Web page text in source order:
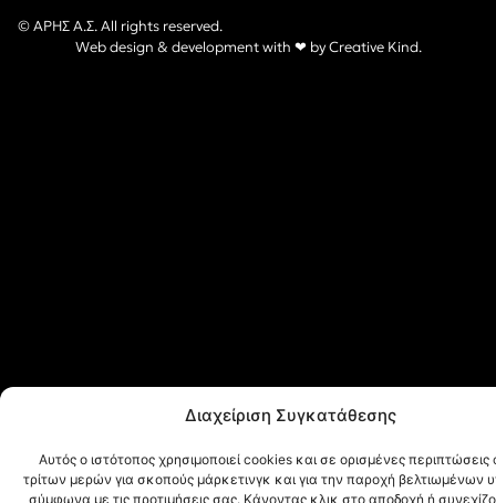
Διαχείριση Συγκατάθεσης
Αυτός ο ιστότοπος χρησιμοποιεί cookies και σε ορισμένες
τρίτων μερών για σκοπούς μάρκετινγκ και για την παροχή βελτιωμένων
σύμφωνα με τις προτιμήσεις σας. Κάνοντας κλικ στο αποδοχή ή
© ΑΡΗΣ Α.Σ. All rights reserved.
Web design & development with ❤︎ byCreative Kind.